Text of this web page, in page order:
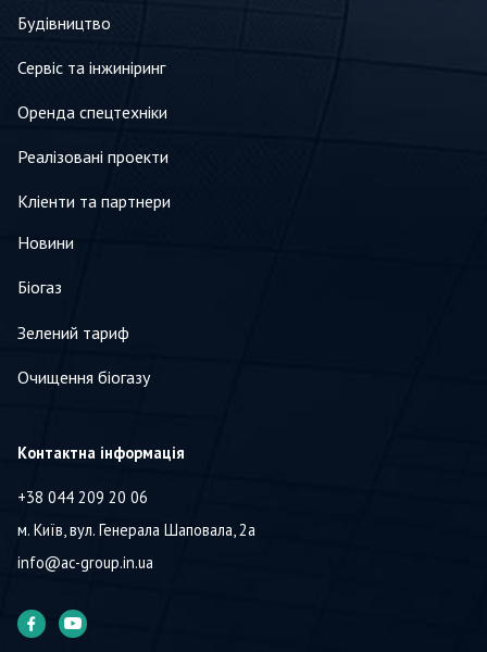
Будівництво
Сервіс та інжиніринг
Оренда спецтехніки
Реалізовані проекти
Кліенти та партнери
Новини
Біогаз
Зелений тариф
Очищення біогазу
Контактна інформація
+38 044 209 20 06
м. Київ, вул. Генерала Шаповала, 2а
info@ac-group.in.ua